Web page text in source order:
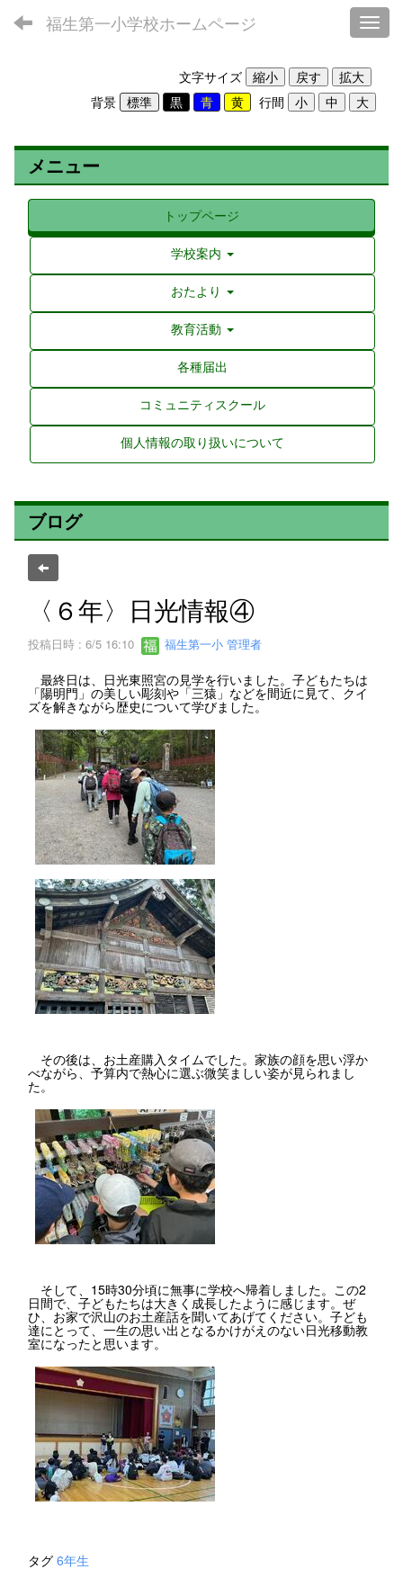
福生第一小学校ホームページ
文字サイズ
背景
行間
メニュー
トップページ
学校案内
おたより
教育活動
各種届出
コミュニティスクール
個人情報の取り扱いについて
ブログ
〈６年〉日光情報④
投稿日時 : 6/5 16:10 福生第一小 管理者
最終日は、日光東照宮の見学を行いました。子どもたちは
「陽明門」の美しい彫刻や「三猿」などを間近に見て、クイ
ズを解きながら歴史について学びました。
その後は、お土産購入タイムでした。家族の顔を思い浮か
べながら、予算内で熱心に選ぶ微笑ましい姿が見られまし
た。
そして、15時30分頃に無事に学校へ帰着しました。この2
日間で、子どもたちは大きく成長したように感じます。ぜ
ひ、お家で沢山のお土産話を聞いてあげてください。子ども
達にとって、一生の思い出となるかけがえのない日光移動教
室になったと思います。
タグ 6年生